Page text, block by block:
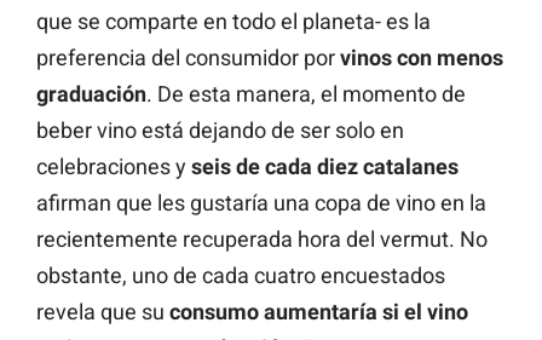
que se comparte en todo el planeta- es la
preferencia del consumidor porvinos con menos
graduación. De esta manera, el momento de
beber vino está dejando de ser solo en
celebraciones y seis de cada diez catalanes
afirman que les gustaría una copa de vino en la
recientemente recuperada hora del vermut. No
obstante, uno de cada cuatro encuestados
revela que su consumo aumentaría si el vino